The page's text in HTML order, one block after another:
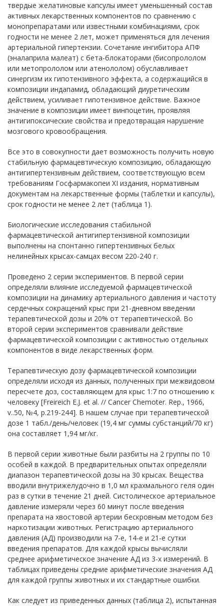
твердые желатиновые капсулы имеет уменьшенный состав
активных лекарственных компонентов по сравнению с
монопрепаратами или известными комбинациями, срок
годности не менее 2 лет, может применяться для лечения
артериальной гипертензии. Сочетание ингибитора АПФ
(эналаприла малеат) с бета-блокаторами (бисопрололом
или метопрололом или атенололом) обуславливает
синергизм их гипотензивного эффекта, а содержащийся в
композиции индапамид, обладающий диуретическим
действием, усиливает гипотензивное действие. Важное
значение в композиции имеет винпоцетин, проявляя
антигипоксические свойства и предотвращая нарушение
мозгового кровообращения.
Все это в совокупности дает возможность получить новую
стабильную фармацевтическую композицию, обладающую
антигипертензивным действием, соответствующую всем
требованиям Госфармакопеи XI издания, нормативным
документам на лекарственные формы (таблетки и капсулы),
срок годности не менее 2 лет (таблица 1).
Биологические исследования стабильной
фармацевтической антигипертензивной композиции
выполнены на спонтанно гипертензивных белых
нелинейных крысах-самцах весом 220-240 г.
Проведено 2 серии экспериментов. В первой серии
определяли влияние исследуемой фармацевтической
композиции на динамику артериального давления и частоту
сердечных сокращений крыс при 21-дневном введении
терапевтической дозы и 20% от терапевтической. Во
второй серии экспериментов сравнивали действие
фармацевтической композиции с активностью отдельных
компонентов в виде лекарственных форм.
Терапевтическую дозу фармацевтической композиции
определяли исходя из данных, полученных при межвидовом
пересчете доз, составляющем для крыс 1:7 по отношению к
человеку [Freireich E.J. et al. // Cancer Chemoter. Rep., 1966,
v..50, №4, p.219-244]. В нашем случае при терапевтической
дозе 1 табл./день/человек (19,4 мг суммы субстанций/70 кг)
она составляет 1,94 мг/кг.
В первой серии животные были разбиты на 2 группы по 10
особей в каждой. В предварительных опытах определяли
диапазон терапевтической дозы на 30 крысах. Вещества
вводили внутрижелудочно в 1,0 мл крахмального геля один
раз в сутки в течение 21 дней. Систолическое артериальное
давление измеряли через 60 минут после введения
препарата на хвостовой артерии бескровным методом без
наркотизации животных. Регистрацию артериального
давления (АД) производили на 7-е, 14-е и 21-е сутки
введения препаратов. Для каждой крысы вычисляли
среднее арифметическое значение АД из 3-х измерений. В
таблицах приведены средние арифметические значения АД
для каждой группы животных и их стандартные ошибки.
Как следует из приведенных данных (таблица 2), испытанная